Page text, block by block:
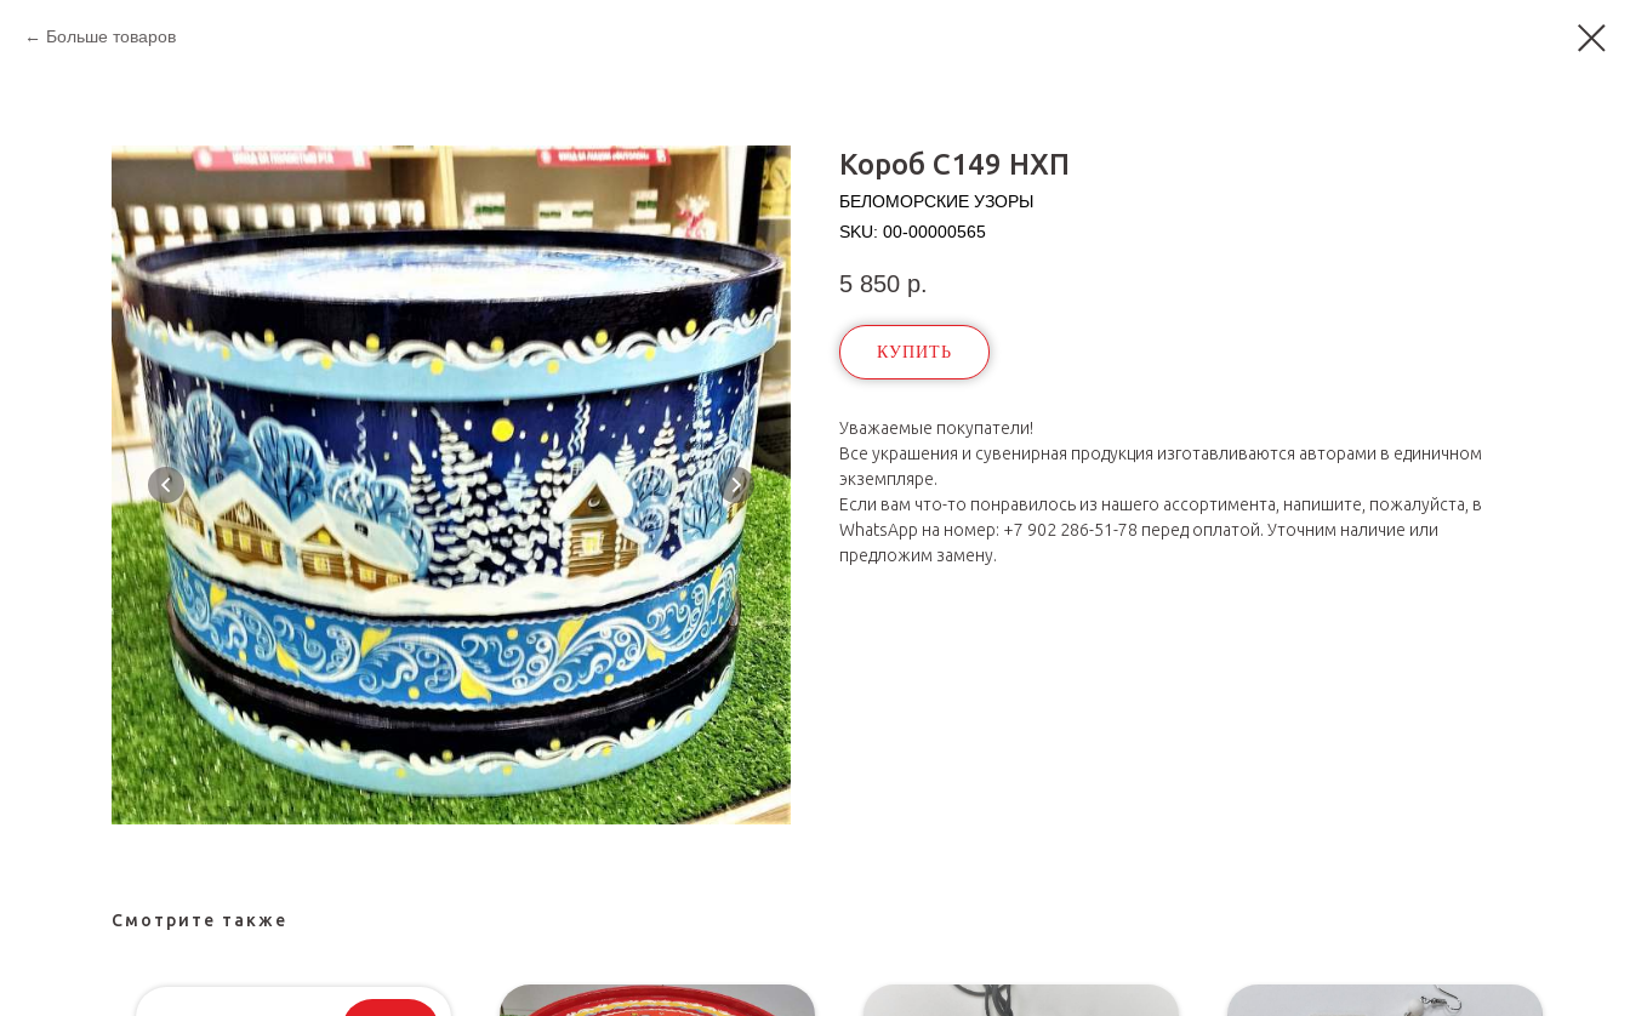
Больше товаров
Короб С149 НХП
БЕЛОМОРСКИЕ УЗОРЫ
SKU: 00-00000565
5 850 р.
КУПИТЬ
Уважаемые покупатели!
Все украшения и сувенирная продукция изготавливаются авторами в единичном
экземпляре.
Если вам что-то понравилось из нашего ассортимента, напишите, пожалуйста, в
WhatsApp на номер: +7 902 286-51-78 перед оплатой. Уточним наличие или
предложим замену.
Смотрите также